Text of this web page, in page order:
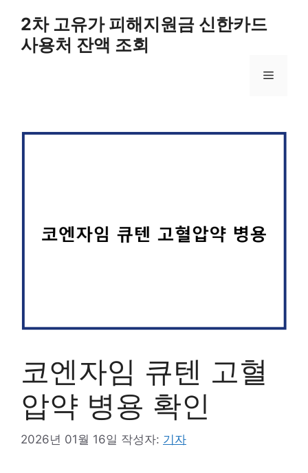
2차 고유가 피해지원금 신한카드
사용처 잔액 조회
메
코엔자임 큐텐 고혈
압약 병용 확인
2026년 01월 16일 작성자: 기자